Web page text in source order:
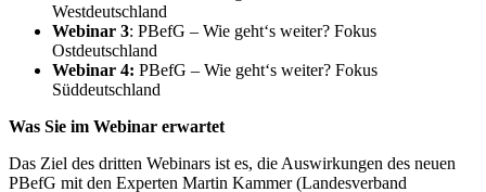
Westdeutschland
Webinar 3: PBefG – Wie geht‘s weiter? Fokus
Ostdeutschland
Webinar 4: PBefG – Wie geht‘s weiter? Fokus
Süddeutschland
Was Sie im Webinar erwartet
Das Ziel des dritten Webinars ist es, die Auswirkungen des neuen
PBefG mit den Experten Martin Kammer (Landesverband